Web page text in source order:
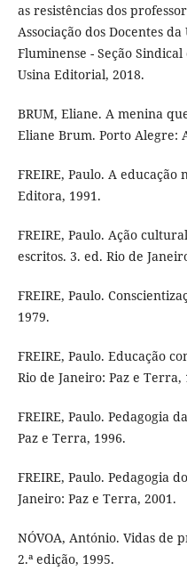
as resistências dos
Associação dos Docentes
Fluminense - Seção Sindical
Usina Editorial, 2018.
BRUM, Eliane. A menina
Eliane Brum. Porto Alegre:
FREIRE, Paulo. A educação
Editora, 1991.
FREIRE, Paulo. Ação
escritos. 3. ed. Rio de
FREIRE, Paulo.
1979.
FREIRE, Paulo. Educação
Rio de Janeiro: Paz e Terra,
FREIRE, Paulo. Pedagogia
Paz e Terra, 1996.
FREIRE, Paulo. Pedagogia
Janeiro: Paz e Terra, 2001.
NÓVOA, António. Vidas de
2.ª edição, 1995.